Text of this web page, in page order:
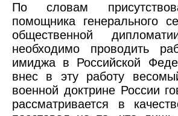
По словам
помощника генерального
общественной
необходимо проводить
имиджа в Российской
внес в эту работу
военной доктрине России
рассматривается в